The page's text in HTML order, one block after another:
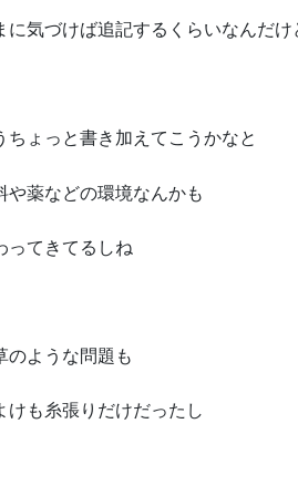
に気づけば追記するくらいなんだけ
ちょっと書き加えてこうかなと
や薬などの環境なんかも
ってきてるしね
のような問題も
けも糸張りだけだったし